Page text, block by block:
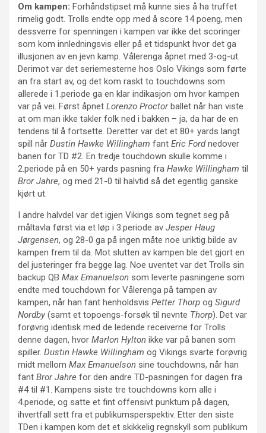
Om kampen: Forhåndstipset må kunne sies å ha truffet
rimelig godt. Trolls endte opp med å score 14 poeng, men
dessverre for spenningen i kampen var ikke det scoringer
som kom innledningsvis eller på et tidspunkt hvor det ga
illusjonen av en jevn kamp. Vålerenga åpnet med 3-og-ut.
Derimot var det seriemesterne hos Oslo Vikings som førte
an fra start av, og det kom raskt to touchdowns som
allerede i 1.periode ga en klar indikasjon om hvor kampen
var på vei. Først åpnet Lorenzo Proctorballet når han viste
at om man ikke takler folk ned i bakken – ja, da har de en
tendens til å fortsette. Deretter var det et 80+ yards langt
spill når Dustin Hawke Willingham fant Eric Fordnedover
banen for TD #2. En tredje touchdown skulle komme i
2.periode på en 50+ yards pasning fra Hawke Willingham til
Bror Jahre, og med 21-0 til halvtid så det egentlig ganske
kjørt ut.
I andre halvdel var det igjen Vikings som tegnet seg på
måltavla først via et løp i 3.periode av Jesper Haug
Jørgensen, og 28-0 ga på ingen måte noe uriktig bilde av
kampen frem til da. Mot slutten av kampen ble det gjort en
del justeringer fra begge lag. Noe uventet var det Trolls sin
backup QB Max Emanuelson som leverte pasningene som
endte med touchdown for Vålerenga på tampen av
kampen, når han fant henholdsvis Petter Thorp og Sigurd
Nordby (samt et topoengs-forsøk til nevnte Thorp). Det var
forøvrig identisk med de ledende receiverne for Trolls
denne dagen, hvor Marlon Hylton ikke var på banen som
spiller. Dustin Hawke Willingham og Vikings svarte forøvrig
midt mellom Max Emanuelson sine touchdowns, når han
fant Bror Jahre for den andre TD-pasningen for dagen fra
#4 til #1. Kampens siste tre touchdowns kom alle i
4.periode, og satte et fint offensivt punktum på dagen,
ihvertfall sett fra et publikumsperspektiv. Etter den siste
TDen i kampen kom det et skikkelig regnskyll som publikum